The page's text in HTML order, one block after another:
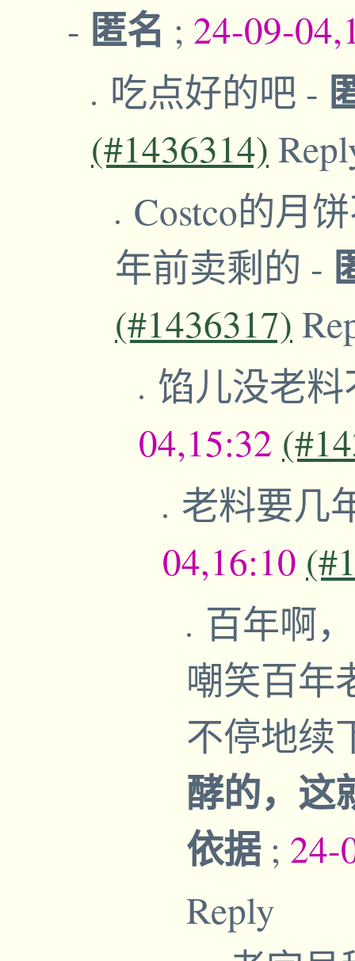
- 匿名 ; 24-09-
吃点好的吧 -
(#1436314)
Costco的月
年前卖剩的 -
(#1436317)
馅儿没老
04,15:32
老料要几
04,16:10
百年啊
嘲笑百年
不停地续
酵的，这
依据 ; 24-
Reply